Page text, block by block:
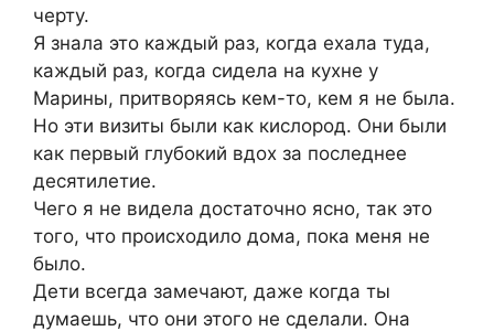
черту.
Я знала это каждый раз, когда ехала туда,
каждый раз, когда сидела на кухне у
Марины, притворяясь кем-то, кем я не была.
Но эти визиты были как кислород. Они были
как первый глубокий вдох за последнее
десятилетие.
Чего я не видела достаточно ясно, так это
того, что происходило дома, пока меня не
было.
Дети всегда замечают, даже когда ты
думаешь, что они этого не сделали. Она